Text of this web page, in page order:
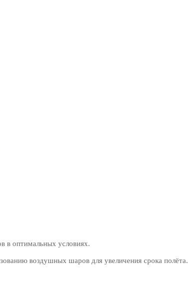
в оптимальных условиях.
воздушных шаров для увеличения срока полёта.